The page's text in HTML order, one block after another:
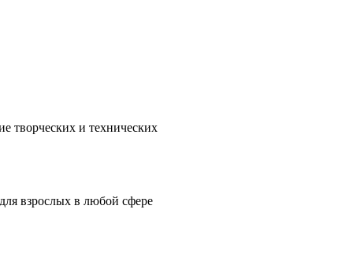
творческих и технических
взрослых в любой сфере